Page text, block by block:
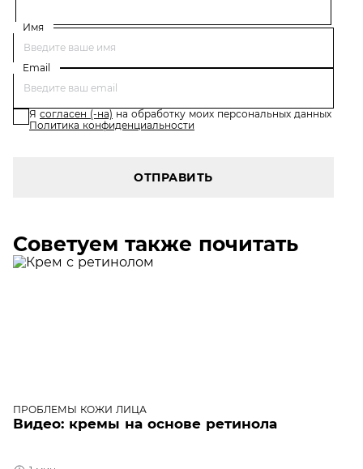
Имя
Email
Я согласен (-на) на обработку моих персональных данных
Политика конфиденциальности
ОТПРАВИТЬ
Советуем также почитать
ПРОБЛЕМЫ КОЖИ ЛИЦА
Видео: кремы на основе ретинола